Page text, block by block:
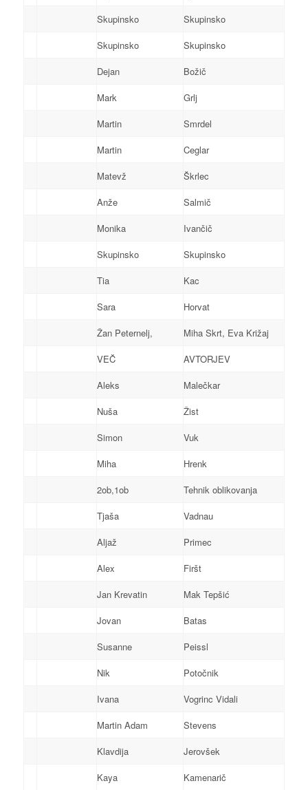
Skupinsko
Skupinsko
Skupinsko
Skupinsko
Dejan
Božič
Mark
Grlj
Martin
Smrdel
Martin
Ceglar
Matevž
Škrlec
Anže
Salmič
Monika
Ivančič
Skupinsko
Skupinsko
Tia
Kac
Sara
Horvat
Žan Peternelj,
Miha Skrt, Eva Križaj
VEČ
AVTORJEV
Aleks
Malečkar
Nuša
Žist
Simon
Vuk
Miha
Hrenk
2ob,1ob
Tehnik oblikovanja
Tjaša
Vadnau
Aljaž
Primec
Alex
Firšt
Jan Krevatin
Mak Tepšić
Jovan
Batas
Susanne
Peissl
Nik
Potočnik
Ivana
Vogrinc Vidali
Martin Adam
Stevens
Klavdija
Jerovšek
Kaya
Kamenarič